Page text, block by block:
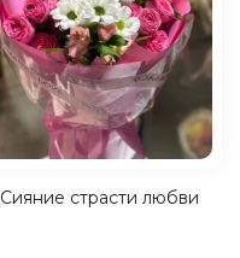
Сияние страсти любви